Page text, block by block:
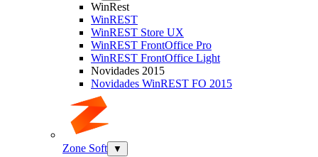
WinRest
WinREST
WinREST Store UX
WinREST FrontOffice Pro
WinREST FrontOffice Light
Novidades 2015
Novidades WinREST FO 2015
Zone Soft ▼